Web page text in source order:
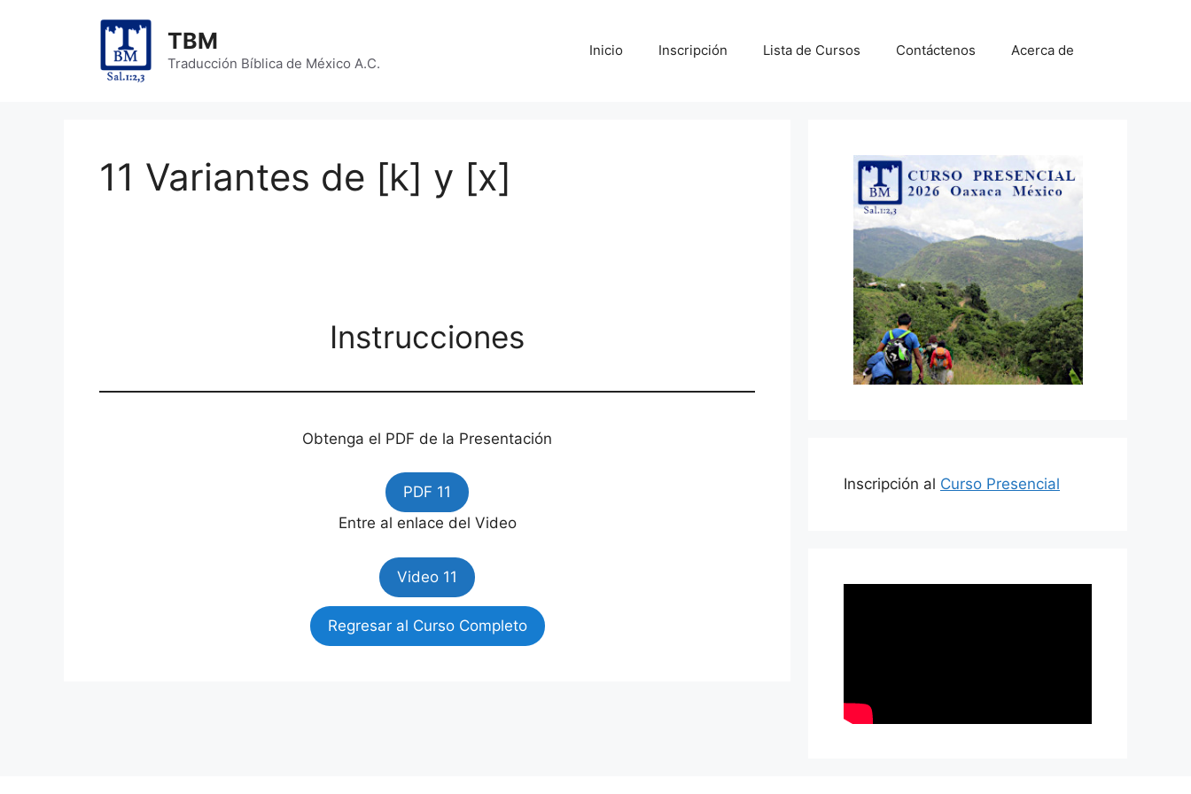
TBM
Traducción Bíblica de México A.C.
Inicio Inscripción Lista de Cursos Contáctenos Acerca de
11 Variantes de [k] y [x]
Instrucciones
Obtenga el PDF de la Presentación
PDF 11
Entre al enlace del Video
Video 11
Regresar al Curso Completo
Inscripción al Curso Presencial